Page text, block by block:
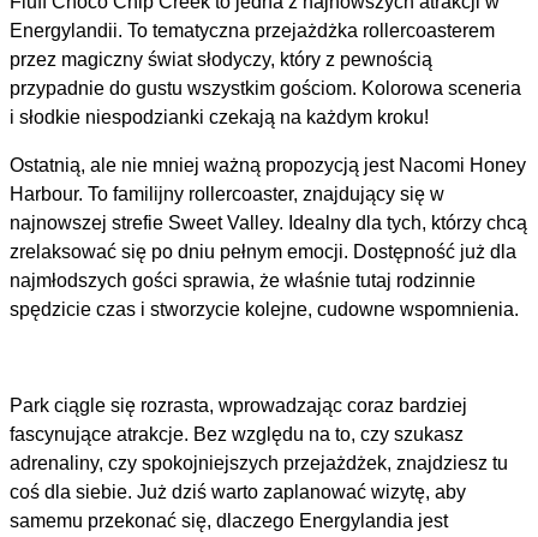
Energylandii. To tematyczna przejażdżka rollercoasterem
przez magiczny świat słodyczy, który z pewnością
przypadnie do gustu wszystkim gościom. Kolorowa sceneria
i słodkie niespodzianki czekają na każdym kroku!
Ostatnią, ale nie mniej ważną propozycją jest Nacomi Honey
Harbour. To familijny rollercoaster, znajdujący się w
najnowszej strefie Sweet Valley. Idealny dla tych, którzy chcą
zrelaksować się po dniu pełnym emocji. Dostępność już dla
najmłodszych gości sprawia, że właśnie tutaj rodzinnie
spędzicie czas i stworzycie kolejne, cudowne wspomnienia.
Park ciągle się rozrasta, wprowadzając coraz bardziej
fascynujące atrakcje. Bez względu na to, czy szukasz
adrenaliny, czy spokojniejszych przejażdżek, znajdziesz tu
coś dla siebie. Już dziś warto zaplanować wizytę, aby
samemu przekonać się, dlaczego Energylandia jest